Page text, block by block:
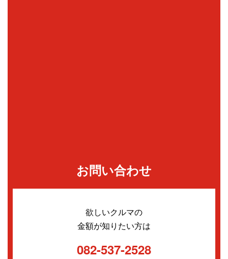
お問い合わせ
欲しいクルマの
金額が知りたい方は
082-537-2528